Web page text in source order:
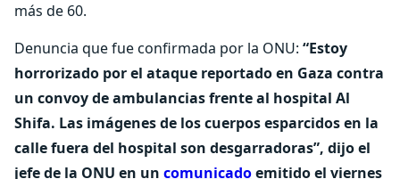
más de 60.
Denuncia que fue confirmada por la ONU: “Estoy
horrorizado por el ataque reportado en Gaza contra
un convoy de ambulancias frente al hospital Al
Shifa. Las imágenes de los cuerpos esparcidos en la
calle fuera del hospital son desgarradoras”, dijo el
jefe de la ONU en un comunicadoemitido el viernes